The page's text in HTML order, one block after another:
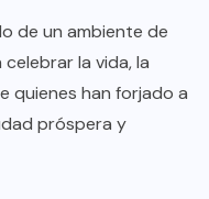
de un ambiente de
la vida, la
quienes han forjado a
próspera y